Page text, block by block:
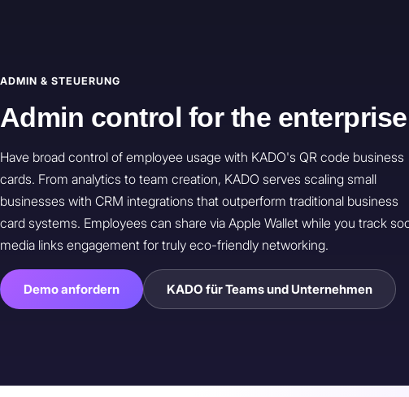
ADMIN & STEUERUNG
Admin control for the enterprise
Have broad control of employee usage with KADO's QR code business
cards. From analytics to team creation, KADO serves scaling small
businesses with CRM integrations that outperform traditional business
card systems. Employees can share via Apple Wallet while you track
media links engagement for truly eco-friendly networking.
Demo anfordern KADO für Teams und Unternehmen